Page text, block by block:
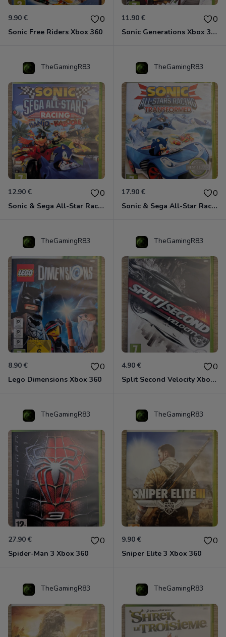
9.90 € 0
Sonic Free Riders Xbox 360
11.90 € 0
Sonic Generations Xbox 360
TheGamingR83
12.90 € 0
Sonic & Sega All-Star Racing avec Banjo-Kazooie Xbox 360
TheGamingR83
17.90 € 0
Sonic & Sega All-Star Racing - Transformed Xbox 360
TheGamingR83
8.90 € 0
Lego Dimensions Xbox 360
TheGamingR83
4.90 € 0
Split Second Velocity Xbox 360
TheGamingR83
27.90 € 0
Spider-Man 3 Xbox 360
TheGamingR83
9.90 € 0
Sniper Elite 3 Xbox 360
TheGamingR83 TheGamingR83